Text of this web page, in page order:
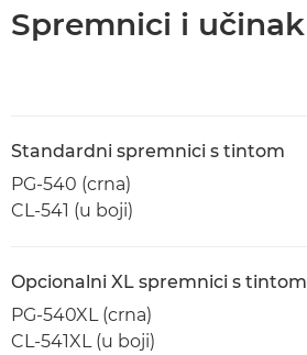
Spremnici i učinak
Standardni spremnici s tintom
PG-540 (crna)
CL-541 (u boji)
Opcionalni XL spremnici s tintom
PG-540XL (crna)
CL-541XL (u boji)